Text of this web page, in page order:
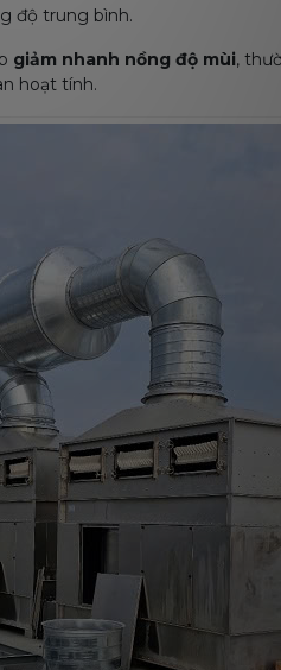
độ trung bình.
giảm nhanh nồng độ mùi,
hoạt tính.